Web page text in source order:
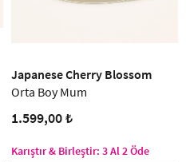
Japanese Cherry Blossom
Orta Boy Mum
1.599,00 ₺
Karıştır & Birleştir: 3 Al 2 Öde